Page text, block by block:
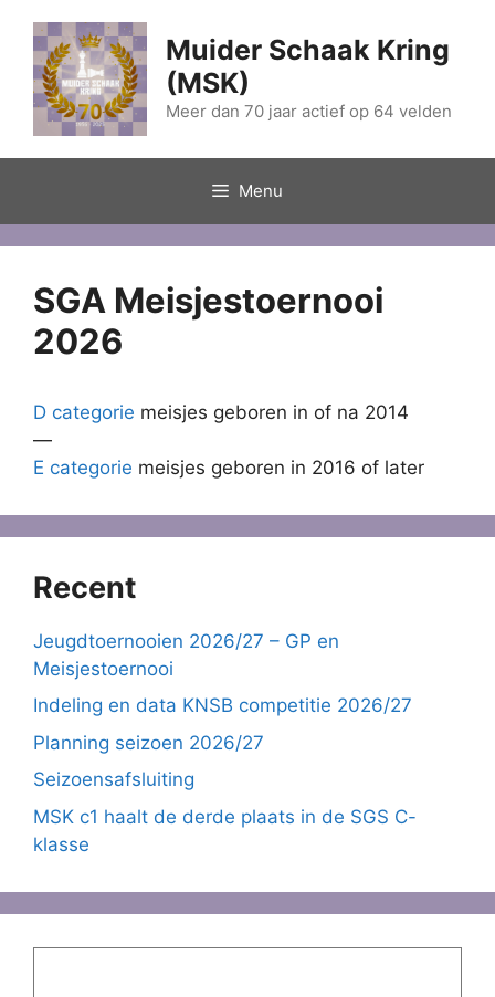
naar
inhoud
Muider Schaak Kring
(MSK)
Meer dan 70 jaar actief op 64 velden
Menu
SGA Meisjestoernooi
2026
D categorie meisjes geboren in of na 2014
—
E categorie meisjes geboren in 2016 of later
Recent
Jeugdtoernooien 2026/27 – GP en
Meisjestoernooi
Indeling en data KNSB competitie 2026/27
Planning seizoen 2026/27
Seizoensafsluiting
MSK c1 haalt de derde plaats in de SGS C-
klasse